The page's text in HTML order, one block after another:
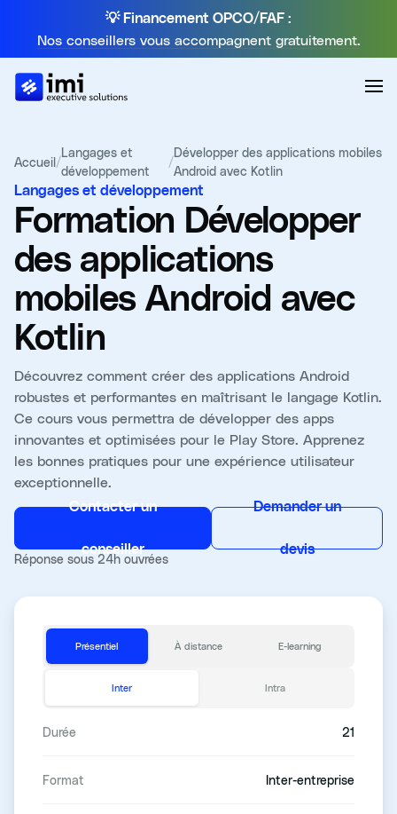
💡 Financement OPCO/FAF :
Nos conseillers vous accompagnent gratuitement.
Accueil/
Langages et
développement
/
Développer des applications mobiles
Android avec Kotlin
Langages et développement
Formation Développer
des applications
mobiles Android avec
Kotlin
Découvrez comment créer des applications Android
robustes et performantes en maîtrisant le langage Kotlin.
Ce cours vous permettra de développer des apps
innovantes et optimisées pour le Play Store. Apprenez
les bonnes pratiques pour une expérience utilisateur
exceptionnelle.
Contacter un
conseiller
Demander un
devis
Réponse sous 24h ouvrées
Présentiel À distance E-learning
Inter Intra
Durée 21
Format Inter-entreprise